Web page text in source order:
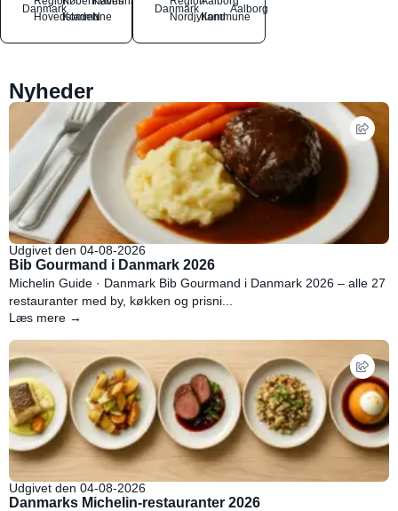
Danmark
Hovedstaden
Kommune
N
Danmark
NordjyllandKommune
Aalborg
Nyheder
Udgivet den 04-08-2026
Bib Gourmand i Danmark 2026
Michelin Guide · Danmark Bib Gourmand i Danmark 2026 – alle 27
restauranter med by, køkken og prisni...
Læs mere →
Udgivet den 04-08-2026
Danmarks Michelin-restauranter 2026